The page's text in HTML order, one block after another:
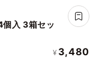
個入 3箱セッ
¥ 3,480